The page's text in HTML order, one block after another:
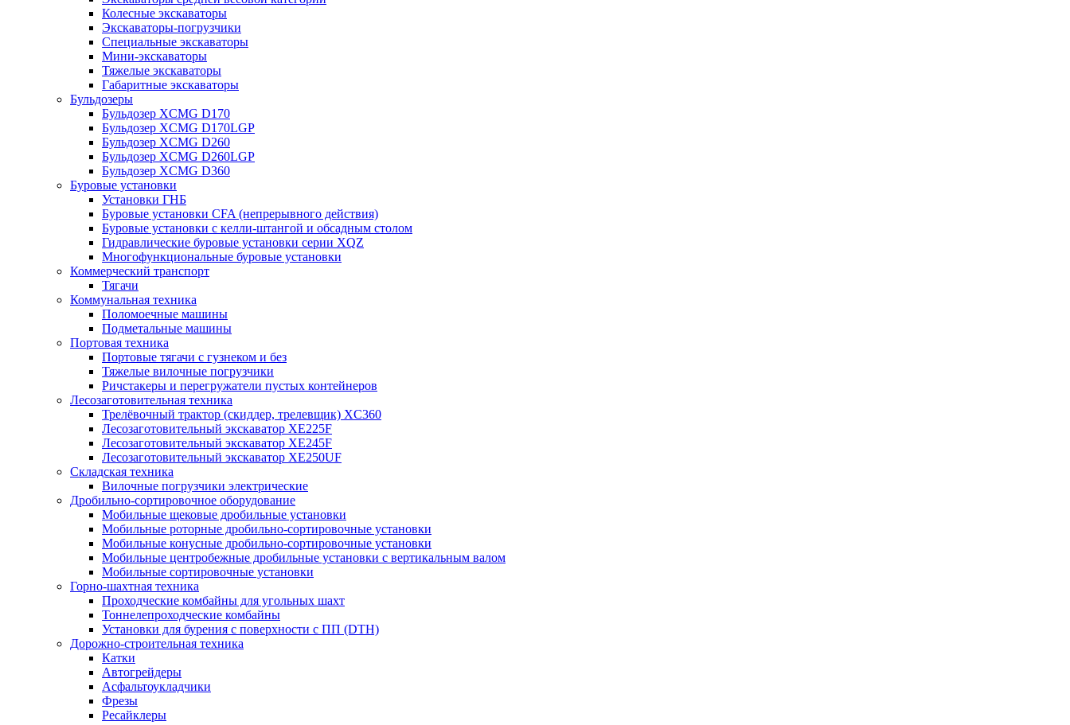
Колесные экскаваторы
Экскаваторы-погрузчики
Специальные экскаваторы
Мини-экскаваторы
Тяжелые экскаваторы
Габаритные экскаваторы
Бульдозеры
Бульдозер XCMG D170
Бульдозер XCMG D170LGP
Бульдозер XCMG D260
Бульдозер XCMG D260LGP
Бульдозер XCMG D360
Буровые установки
Установки ГНБ
Буровые установки CFA (непрерывного действия)
Буровые установки с келли-штангой и обсадным столом
Гидравлические буровые установки серии XQZ
Многофункциональные буровые установки
Коммерческий транспорт
Тягачи
Коммунальная техника
Поломоечные машины
Подметальные машины
Портовая техника
Портовые тягачи с гузнеком и без
Тяжелые вилочные погрузчики
Ричстакеры и перегружатели пустых контейнеров
Лесозаготовительная техника
Трелёвочный трактор (скиддер, трелевщик) XC360
Лесозаготовительный экскаватор XE225F
Лесозаготовительный экскаватор XE245F
Лесозаготовительный экскаватор XE250UF
Складская техника
Вилочные погрузчики электрические
Дробильно-сортировочное оборудование
Мобильные щековые дробильные установки
Мобильные роторные дробильно-сортировочные установки
Мобильные конусные дробильно-сортировочные установки
Мобильные центробежные дробильные установки с вертикальным валом
Мобильные сортировочные установки
Горно-шахтная техника
Проходческие комбайны для угольных шахт
Тоннелепроходческие комбайны
Установки для бурения с поверхности с ПП (DTH)
Дорожно-строительная техника
Катки
Автогрейдеры
Асфальтоукладчики
Фрезы
Ресайклеры